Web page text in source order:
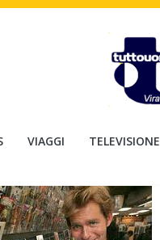
VIAGGI TELEVISIONE